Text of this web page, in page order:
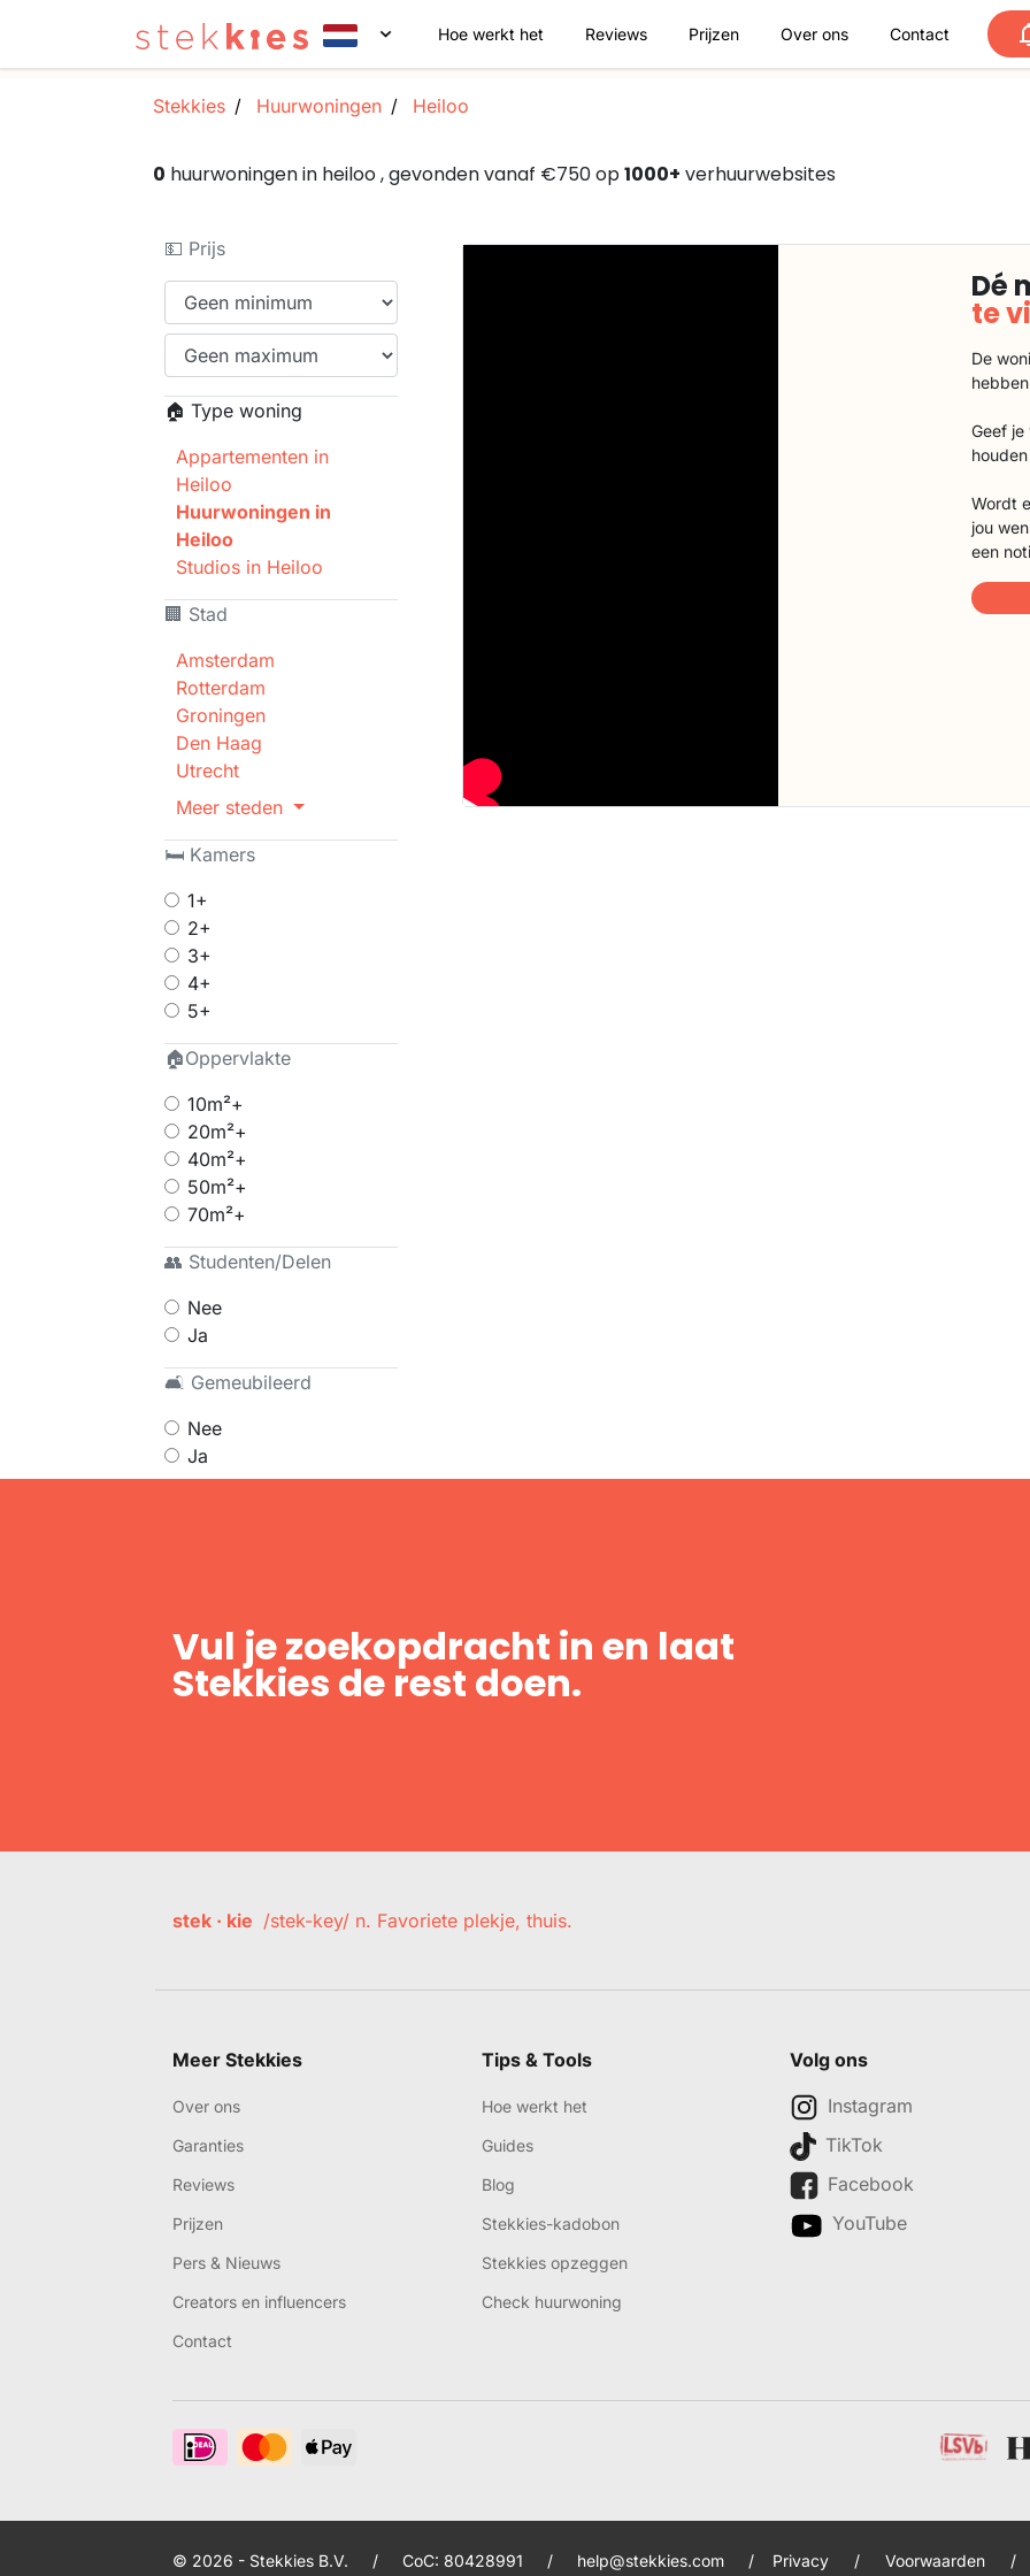
Hoe werkt het Reviews Prijzen Over ons Contact
Stekkies Huurwoningen Heiloo
0 huurwoningen in heiloo , gevonden vanaf €750 op1000+ verhuurwebsites
💵 Prijs
🏠 Type woning
Appartementen in
Heiloo
Huurwoningen in
Heiloo
Studios in Heiloo
🏢 Stad
Amsterdam
Rotterdam
Groningen
Den Haag
Utrecht
Meer steden
🛏 Kamers
1+
2+
3+
4+
5+
🏠Oppervlakte
10m²+
20m²+
40m²+
50m²+
70m²+
👥 Studenten/Delen
Nee
Ja
🛋 Gemeubileerd
Nee
Ja
Dé
te
De
Geef
Wordt
jou
een
Vul je zoekopdracht in en laat
Stekkies de rest doen.
stek · kie /stek-key/ n. Favoriete plekje, thuis.
Meer Stekkies
Over ons
Garanties
Reviews
Prijzen
Pers & Nieuws
Creators en influencers
Contact
Tips & Tools
Hoe werkt het
Guides
Blog
Stekkies-kadobon
Stekkies opzeggen
Check huurwoning
Volg ons
Instagram
TikTok
Facebook
YouTube
© 2026 - Stekkies B.V. / CoC: 80428991 / help@stekkies.com / Privacy / Voorwaarden /